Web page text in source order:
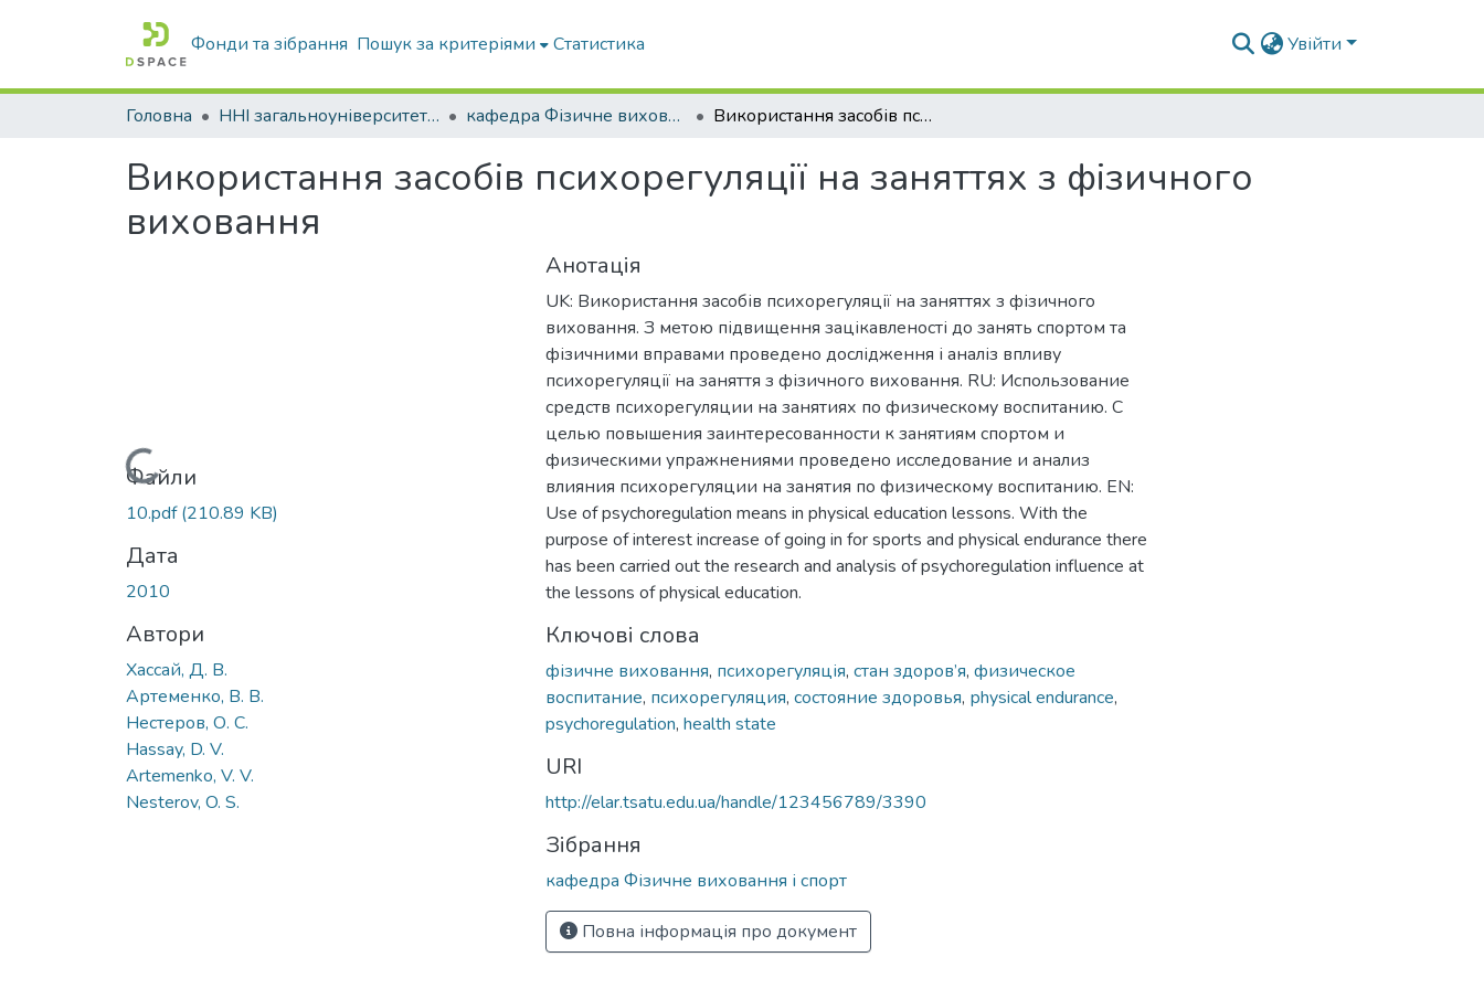
Фонди та зібрання Пошук за критеріями Статистика Увійти
Головна ННІ загальноуніверситетської підготовки кафедра Фізичне виховання і спорт Використання засобів психорегуляції на заняттях з фізичного виховання
Використання засобів психорегуляції на заняттях з фізичного
виховання
Вантажиться...
Файли
10.pdf(210.89 KB)
Дата
2010
Автори
Хассай, Д. В.
Артеменко, В. В.
Нестеров, О. С.
Hassay, D. V.
Artemenko, V. V.
Nesterov, O. S.
Анотація
UK: Використання засобів психорегуляції на заняттях з фізичного
виховання. З метою підвищення зацікавленості до занять спортом та
фізичними вправами проведено дослідження і аналіз впливу
психорегуляції на заняття з фізичного виховання. RU: Использование
средств психорегуляции на занятиях по физическому воспитанию. С
целью повышения заинтересованности к занятиям спортом и
физическими упражнениями проведено исследование и анализ
влияния психорегуляции на занятия по физическому воспитанию. EN:
Use of psychoregulation means in physical education lessons. With the
purpose of interest increase of going in for sports and physical endurance there
has been carried out the research and analysis of psychoregulation influence at
the lessons of physical education.
Ключові слова
фізичне виховання, психорегуляція, стан здоров’я, физическое
воспитание, психорегуляция, состояние здоровья, рhysical endurance,
psychoregulation, health state
URI
http://elar.tsatu.edu.ua/handle/123456789/3390
Зібрання
кафедра Фізичне виховання і спорт
Повна інформація про документ